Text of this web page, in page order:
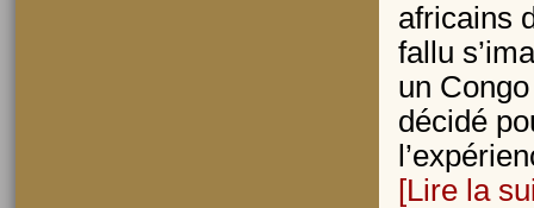
africains
fallu
un
décidé
[Lire la